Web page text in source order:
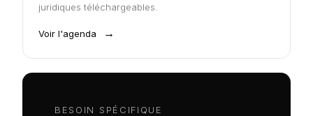
juridiques téléchargeables.
Voir l'agenda →
BESOIN SPÉCIFIQUE